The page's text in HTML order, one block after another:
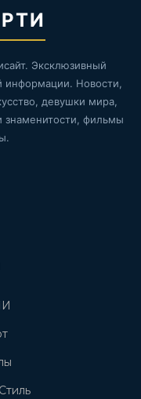
Эксклюзивный
информации. Новости,
девушки мира,
знаменитости, фильмы